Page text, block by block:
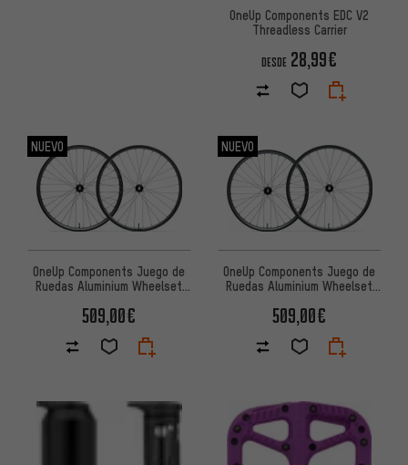
OneUp Components EDC V2
Threadless Carrier
DESDE 28,99€
NUEVO
OneUp Components Juego de
Ruedas Aluminium Wheelset
509,00€
NUEVO
OneUp Components Juego de
Ruedas Aluminium Wheelset
509,00€